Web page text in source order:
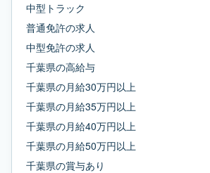
中型トラック
普通免許の求人
中型免許の求人
千葉県の高給与
千葉県の月給30万円以上
千葉県の月給35万円以上
千葉県の月給40万円以上
千葉県の月給50万円以上
千葉県の賞与あり